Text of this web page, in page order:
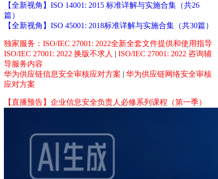
【全新视角】ISO 14001: 2015 标准详解与实施合集（共26
篇）
【全新视角】ISO 45001: 2018标准详解与实施合集（共30篇）
独家服务：ISO/IEC 27001: 2022全新全套文件提供和使用指导
ISO/IEC 27001: 2022 换版不求人 | ISO/IEC 27001: 2022 咨询辅
导服务内容
华为供应链信息安全审核应对方案 | 华为供应链网络安全审核
应对方案
【直播预告】企业信息安全负责人必修系列课程（第一季）